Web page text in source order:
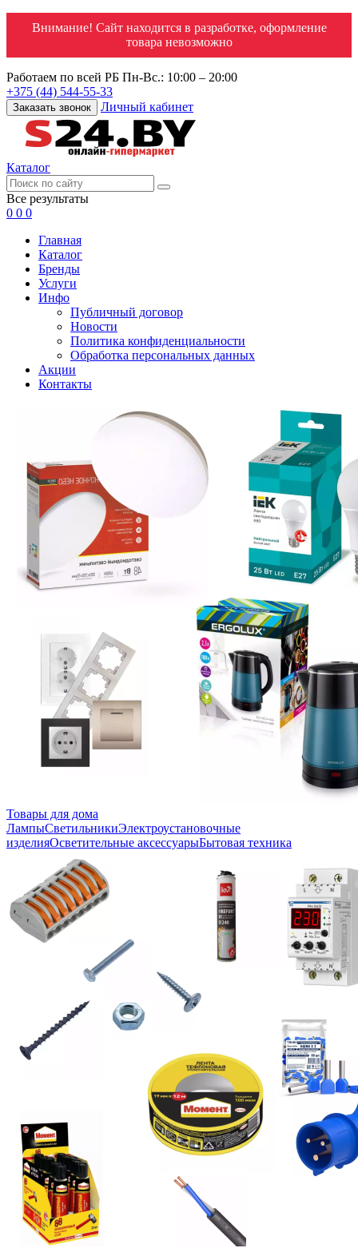
Внимание! Сайт находится в разработке, оформление
товара невозможно
Работаем по всей РБ Пн-Вс.: 10:00 – 20:00
+375 (44) 544-55-33
Заказать звонок Личный кабинет
Каталог
Все результаты
0 0 0
Главная
Каталог
Бренды
Услуги
Инфо
Публичный договор
Новости
Политика конфиденциальности
Обработка персональных данных
Акции
Контакты
Товары для дома
ЛампыСветильникиЭлектроустановочные
изделияОсветительные аксессуарыБытовая техника